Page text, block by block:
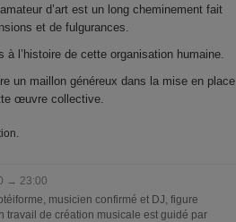
d’art est un long cheminement fait
et de fulgurances.
l’histoire de cette organisation humaine.
un maillon généreux dans la mise en place
œuvre collective.
→ 23:00
musicien confirmé et DJ, figure
travail de création musicale est guidé par